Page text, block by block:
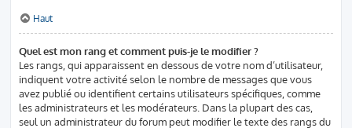
Haut
Quel est mon rang et comment puis-je le modifier ?
Les rangs, qui apparaissent en dessous de votre nom d’utilisateur,
indiquent votre activité selon le nombre de messages que vous
avez publié ou identifient certains utilisateurs spécifiques, comme
les administrateurs et les modérateurs. Dans la plupart des cas,
seul un administrateur du forum peut modifier le texte des rangs du